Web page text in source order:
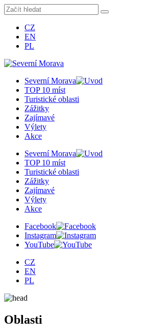
CZ
EN
PL
Severní Morava
TOP 10 míst
Turistické oblasti
Zážitky
Zajímavé
Výlety
Akce
Severní Morava
TOP 10 míst
Turistické oblasti
Zážitky
Zajímavé
Výlety
Akce
Facebook
Instagram
YouTube
CZ
EN
PL
Oblasti